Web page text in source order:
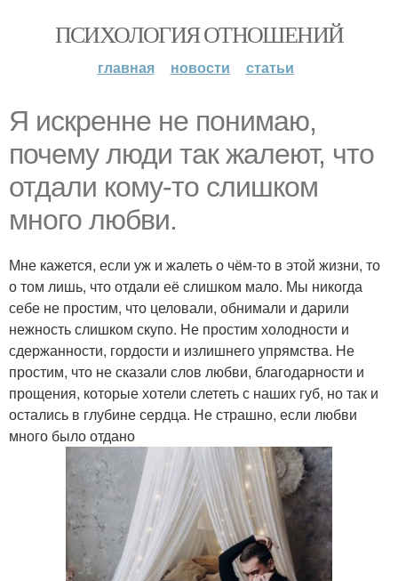
ПСИХОЛОГИЯ ОТНОШЕНИЙ
главная новости статьи
Я искренне не понимаю,
почему люди так жалеют, что
отдали кому-то слишком
много любви.
Мне кажется, если уж и жалеть о чём-то в этой жизни, то
о том лишь, что отдали её слишком мало. Мы никогда
себе не простим, что целовали, обнимали и дарили
нежность слишком скупо. Не простим холодности и
сдержанности, гордости и излишнего упрямства. Не
простим, что не сказали слов любви, благодарности и
прощения, которые хотели слететь с наших губ, но так и
остались в глубине сердца. Не страшно, если любви
много было отдано